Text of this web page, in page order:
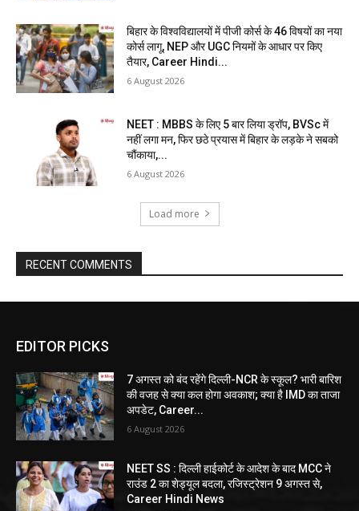
बिहार के विश्वविद्यालयों में पीजी कोर्स के 46 विषयों का नया
कोर्स लागू, NEP और UGC नियमों के आधार पर किए
तैयार, Career Hindi...
6 August 2026
NEET : MBBS के लिए 5 बार लिया ड्रॉप, BVSc में
नहीं लगा मन, फिर छठे प्रयास में बिहार के लड़के ने सबको
चौंकाया,...
6 August 2026
Load more
RECENT COMMENTS
EDITOR PICKS
7 अगस्त को बंद रहेंगे दिल्ली-NCR के स्कूल? भारी बारिश
की वजह से क्या कल होगा अवकाश; क्या है IMD का ताजा
अपडेट, Career...
6 August 2026
NEET SS : दिल्ली हाईकोर्ट के आदेश के बाद MCC ने
राउंड 2 का शेड्यूल बदला, रजिस्ट्रेशन 9 अगस्त से,
Career Hindi News